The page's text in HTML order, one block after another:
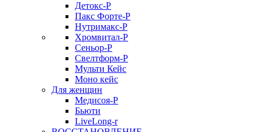
Детокс-Р
Пакс Форте-Р
Нутримакс-Р
Хромвитал-Р
Сеньор-Р
Свелтформ-Р
Мульти Кейс
Моно кейс
Для женщин
Медисоя-Р
Бьюти
LiveLong-r